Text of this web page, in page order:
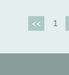
<< 1